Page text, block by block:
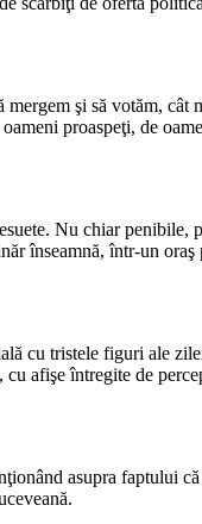
şi să votăm,
proaspeţi, de
Nu chiar penibile,
înseamnă, într-un oraş
cu tristele figuri ale
afişe întregite de
asupra faptului